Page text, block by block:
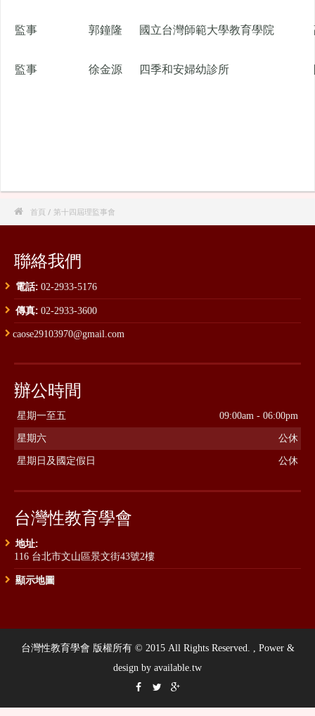
監事 郭鐘隆 國立台灣師範大學教育學院
監事 徐金源 四季和安婦幼診所
 首頁 / 第十四屆理監事會
聯絡我們
電話: 02-2933-5176
傳真: 02-2933-3600
caose29103970@gmail.com
辦公時間
星期一至五 09:00am - 06:00pm
星期六 公休
星期日及國定假日 公休
台灣性教育學會
地址:
116 台北市文山區景文街43號2樓
顯示地圖
台灣性教育學會 版權所有 © 2015 All Rights Reserved. , Power &
design by available.tw
  